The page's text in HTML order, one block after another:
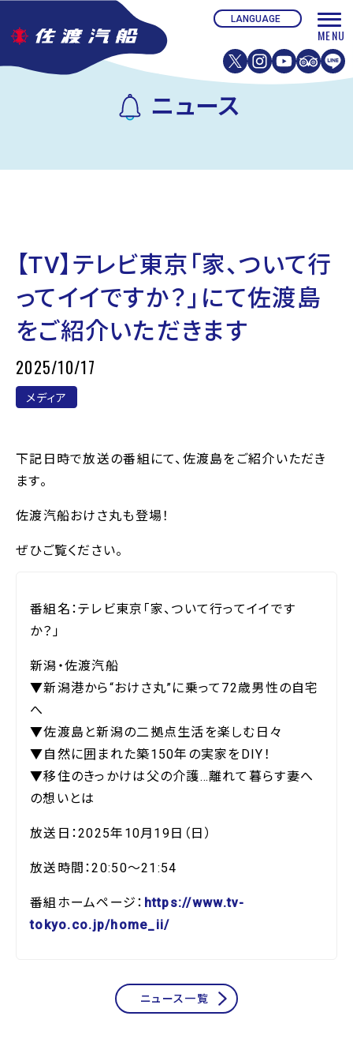
ニュース
【TV】テレビ東京「家、ついて行
ってイイですか？」にて佐渡島
をご紹介いただきます
2025/10/17
メディア
下記日時で放送の番組にて、佐渡島をご紹介いただき
ます。
佐渡汽船おけさ丸も登場！
ぜひご覧ください。
番組名：テレビ東京「家、ついて行ってイイです
か？」
新潟・佐渡汽船
▼新潟港から“おけさ丸”に乗って72歳男性の自宅
へ
▼佐渡島と新潟の二拠点生活を楽しむ日々
▼自然に囲まれた築150年の実家をDIY！
▼移住のきっかけは父の介護…離れて暮らす妻へ
の想いとは
放送日：2025年10月19日（日）
放送時間：20:50～21:54
番組ホームページ： https://www.tv-
tokyo.co.jp/home_ii/
ニュース一覧